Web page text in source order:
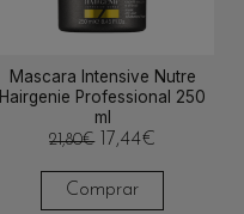
Mascara Intensive Nutre
Hairgenie Professional 250
ml
21,80€ 17,44€
Comprar